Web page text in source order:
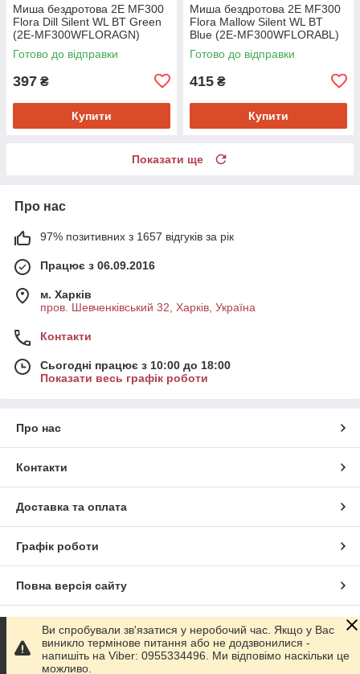
Миша бездротова 2E MF300
Flora Dill Silent WL BT Green
(2E-MF300WFLORAGN)
Готово до відправки
397 ₴
Купити
Миша бездротова 2E MF300
Flora Mallow Silent WL BT
Blue (2E-MF300WFLORABL)
Готово до відправки
415 ₴
Купити
Показати ще
Про нас
97% позитивних з 1657 відгуків за рік
Працює з 06.09.2016
м. Харків
пров. Шевченківський 32, Харків, Україна
Контакти
Сьогодні працює з 10:00 до 18:00
Показати весь графік роботи
Про нас
Контакти
Доставка та оплата
Графік роботи
Повна версія сайту
Сайт створено на маркетплейсі Prom.ua
Політика конфіденційності
Ви спробували зв'язатися у неробочий час. Якщо у Вас
виникло термінове питання або не додзвонилися -
напишіть на Viber: 0955334496. Ми відповімо наскільки це
можливо.